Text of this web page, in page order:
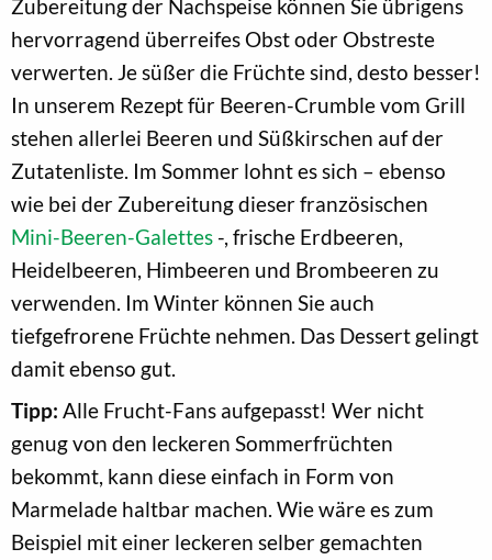
Zubereitung der Nachspeise können Sie übrigens
hervorragend überreifes Obst oder Obstreste
verwerten. Je süßer die Früchte sind, desto besser!
In unserem Rezept für Beeren-Crumble vom Grill
stehen allerlei Beeren und Süßkirschen auf der
Zutatenliste. Im Sommer lohnt es sich – ebenso
wie bei der Zubereitung dieser französischen
Mini-Beeren-Galettes -, frische Erdbeeren,
Heidelbeeren, Himbeeren und Brombeeren zu
verwenden. Im Winter können Sie auch
tiefgefrorene Früchte nehmen. Das Dessert gelingt
damit ebenso gut.
Tipp: Alle Frucht-Fans aufgepasst! Wer nicht
genug von den leckeren Sommerfrüchten
bekommt, kann diese einfach in Form von
Marmelade haltbar machen. Wie wäre es zum
Beispiel mit einer leckeren selber gemachten